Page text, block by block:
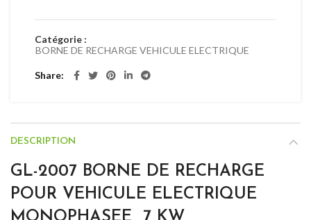
Catégorie :
BORNE DE RECHARGE VEHICULE ELECTRIQUE
Share
DESCRIPTION
GL-2007 BORNE DE RECHARGE
POUR VEHICULE ELECTRIQUE